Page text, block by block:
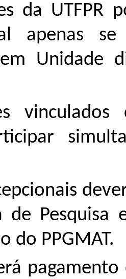
da UTFPR
apenas
Unidade
de Pesquisa
do PPGMAT.